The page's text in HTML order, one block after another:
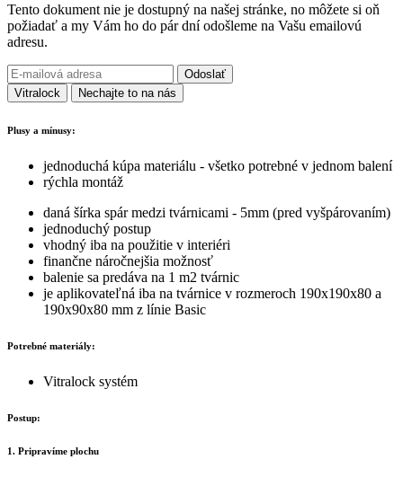
Tento dokument nie je dostupný na našej stránke, no môžete si oň
požiadať a my Vám ho do pár dní odošleme na Vašu emailovú
adresu.
Odoslať
Vitralock
Nechajte to na nás
Plusy a mínusy:
jednoduchá kúpa materiálu - všetko potrebné v jednom balení
rýchla montáž
daná šírka spár medzi tvárnicami - 5mm (pred vyšpárovaním)
jednoduchý postup
vhodný iba na použitie v interiéri
finančne náročnejšia možnosť
balenie sa predáva na 1 m2 tvárnic
je aplikovateľná iba na tvárnice v rozmeroch 190x190x80 a
190x90x80 mm z línie Basic
Potrebné materiály:
Vitralock systém
Postup:
1. Pripravíme plochu